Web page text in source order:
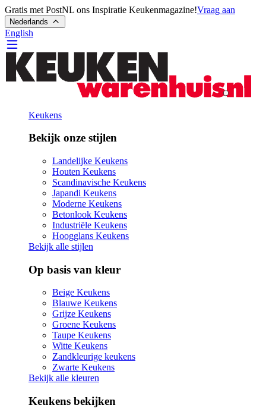
Gratis met PostNL ons Inspiratie Keukenmagazine!Vraag aan
Nederlands
English
Keukens
Bekijk onze stijlen
Landelijke Keukens
Houten Keukens
Scandinavische Keukens
Japandi Keukens
Moderne Keukens
Betonlook Keukens
Industriële Keukens
Hoogglans Keukens
Bekijk alle stijlen
Op basis van kleur
Beige Keukens
Blauwe Keukens
Grijze Keukens
Groene Keukens
Taupe Keukens
Witte Keukens
Zandkleurige keukens
Zwarte Keukens
Bekijk alle kleuren
Keukens bekijken